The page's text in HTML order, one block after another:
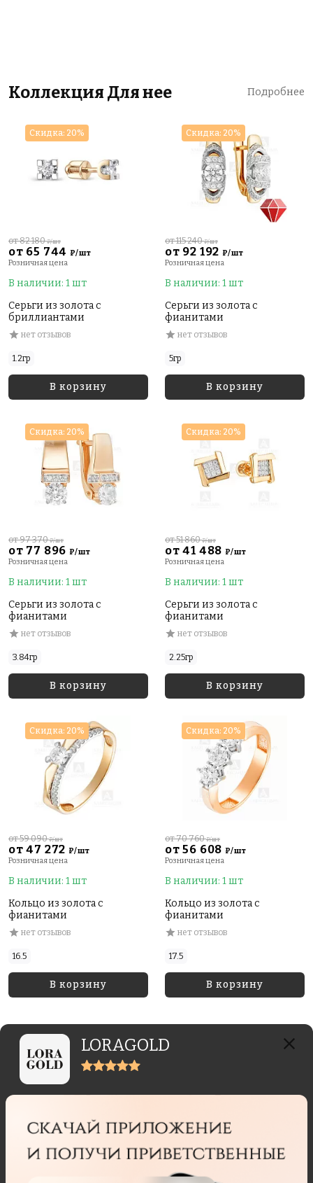
LORAGOLD
Коллекция Для нее Подробнее
от 65 744 ₽/шт
от 82 180₽/шт
Розничная цена
В наличии: 1 шт
Серьги из золота с
бриллиантами
нет отзывов
1.2гр
В корзину
Скидка: 20%
от 92 192 ₽/шт
от 115 240₽/шт
Розничная цена
В наличии: 1 шт
Серьги из золота с
фианитами
нет отзывов
5гр
В корзину
Скидка: 20%
от 77 896 ₽/шт
от 97 370₽/шт
Розничная цена
В наличии: 1 шт
Серьги из золота с
фианитами
нет отзывов
3.84гр
В корзину
Скидка: 20%
от 41 488 ₽/шт
от 51 860₽/шт
Розничная цена
В наличии: 1 шт
Серьги из золота с
фианитами
нет отзывов
2.25гр
В корзину
Скидка: 20%
от 47 272 ₽/шт
от 59 090₽/шт
Розничная цена
В наличии: 1 шт
Кольцо из золота с
фианитами
нет отзывов
16.5
В корзину
Скидка: 20%
от 56 608 ₽/шт
от 70 760₽/шт
Розничная цена
В наличии: 1 шт
Кольцо из золота с
фианитами
нет отзывов
17.5
В корзину
Скидка: 20%
Отзывы реальных покупателей
Отзывы могут отправлять только пользователи,